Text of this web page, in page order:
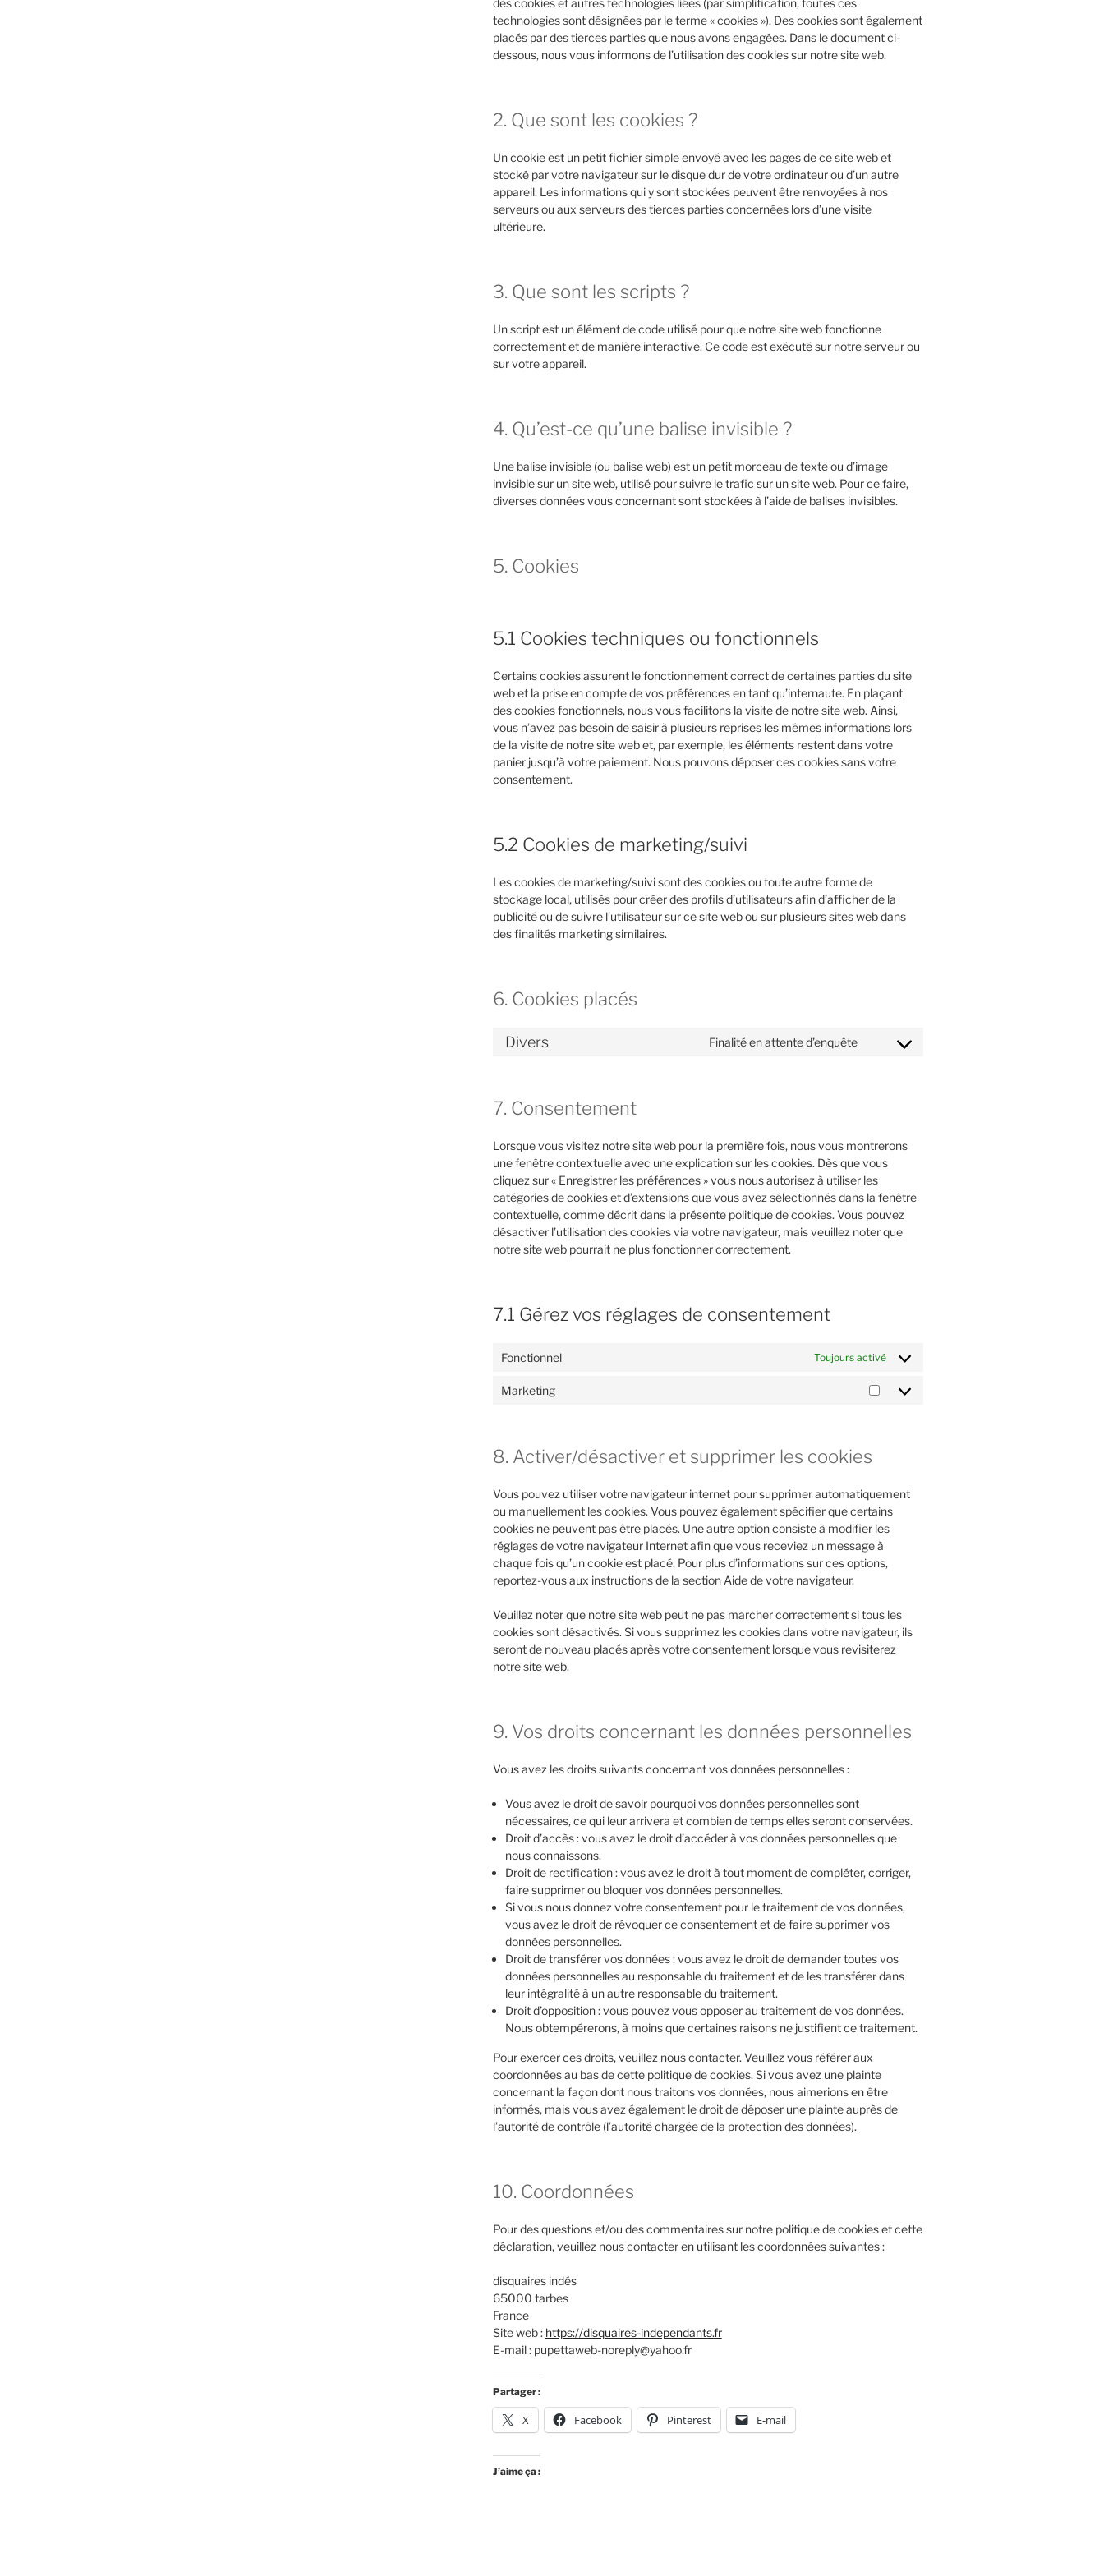
des cookies et autres technologies liées (par simplification, toutes ces
technologies sont désignées par le terme « cookies »). Des cookies sont également
placés par des tierces parties que nous avons engagées. Dans le document ci-
dessous, nous vous informons de l’utilisation des cookies sur notre site web.
2. Que sont les cookies ?
Un cookie est un petit fichier simple envoyé avec les pages de ce site web et
stocké par votre navigateur sur le disque dur de votre ordinateur ou d’un autre
appareil. Les informations qui y sont stockées peuvent être renvoyées à nos
serveurs ou aux serveurs des tierces parties concernées lors d’une visite
ultérieure.
3. Que sont les scripts ?
Un script est un élément de code utilisé pour que notre site web fonctionne
correctement et de manière interactive. Ce code est exécuté sur notre serveur ou
sur votre appareil.
4. Qu’est-ce qu’une balise invisible ?
Une balise invisible (ou balise web) est un petit morceau de texte ou d’image
invisible sur un site web, utilisé pour suivre le trafic sur un site web. Pour ce faire,
diverses données vous concernant sont stockées à l’aide de balises invisibles.
5. Cookies
5.1 Cookies techniques ou fonctionnels
Certains cookies assurent le fonctionnement correct de certaines parties du site
web et la prise en compte de vos préférences en tant qu’internaute. En plaçant
des cookies fonctionnels, nous vous facilitons la visite de notre site web. Ainsi,
vous n’avez pas besoin de saisir à plusieurs reprises les mêmes informations lors
de la visite de notre site web et, par exemple, les éléments restent dans votre
panier jusqu’à votre paiement. Nous pouvons déposer ces cookies sans votre
consentement.
5.2 Cookies de marketing/suivi
Les cookies de marketing/suivi sont des cookies ou toute autre forme de
stockage local, utilisés pour créer des profils d’utilisateurs afin d’afficher de la
publicité ou de suivre l’utilisateur sur ce site web ou sur plusieurs sites web dans
des finalités marketing similaires.
6. Cookies placés
Divers Finalité en attente d’enquête
Consent
7. Consentement
Lorsque vous visitez notre site web pour la première fois, nous vous montrerons
une fenêtre contextuelle avec une explication sur les cookies. Dès que vous
cliquez sur « Enregistrer les préférences » vous nous autorisez à utiliser les
catégories de cookies et d’extensions que vous avez sélectionnés dans la fenêtre
contextuelle, comme décrit dans la présente politique de cookies. Vous pouvez
désactiver l’utilisation des cookies via votre navigateur, mais veuillez noter que
notre site web pourrait ne plus fonctionner correctement.
7.1 Gérez vos réglages de consentement
Fonctionnel Toujours activé
Marketing Marketing
8. Activer/désactiver et supprimer les cookies
Vous pouvez utiliser votre navigateur internet pour supprimer automatiquement
ou manuellement les cookies. Vous pouvez également spécifier que certains
cookies ne peuvent pas être placés. Une autre option consiste à modifier les
réglages de votre navigateur Internet afin que vous receviez un message à
chaque fois qu’un cookie est placé. Pour plus d’informations sur ces options,
reportez-vous aux instructions de la section Aide de votre navigateur.
Veuillez noter que notre site web peut ne pas marcher correctement si tous les
cookies sont désactivés. Si vous supprimez les cookies dans votre navigateur, ils
seront de nouveau placés après votre consentement lorsque vous revisiterez
notre site web.
9. Vos droits concernant les données personnelles
Vous avez les droits suivants concernant vos données personnelles :
Vous avez le droit de savoir pourquoi vos données personnelles sont
nécessaires, ce qui leur arrivera et combien de temps elles seront conservées.
Droit d’accès : vous avez le droit d’accéder à vos données personnelles que
nous connaissons.
Droit de rectification : vous avez le droit à tout moment de compléter, corriger,
faire supprimer ou bloquer vos données personnelles.
Si vous nous donnez votre consentement pour le traitement de vos données,
vous avez le droit de révoquer ce consentement et de faire supprimer vos
données personnelles.
Droit de transférer vos données : vous avez le droit de demander toutes vos
données personnelles au responsable du traitement et de les transférer dans
leur intégralité à un autre responsable du traitement.
Droit d’opposition : vous pouvez vous opposer au traitement de vos données.
Nous obtempérerons, à moins que certaines raisons ne justifient ce traitement.
Pour exercer ces droits, veuillez nous contacter. Veuillez vous référer aux
coordonnées au bas de cette politique de cookies. Si vous avez une plainte
concernant la façon dont nous traitons vos données, nous aimerions en être
informés, mais vous avez également le droit de déposer une plainte auprès de
l’autorité de contrôle (l’autorité chargée de la protection des données).
10. Coordonnées
Pour des questions et/ou des commentaires sur notre politique de cookies et cette
déclaration, veuillez nous contacter en utilisant les coordonnées suivantes :
disquaires indés
65000 tarbes
France
Site web : https://disquaires-independants.fr
E-mail : pupettaweb-noreply@yahoo.fr
Partager :
X Facebook Pinterest E-mail
J’aime ça :